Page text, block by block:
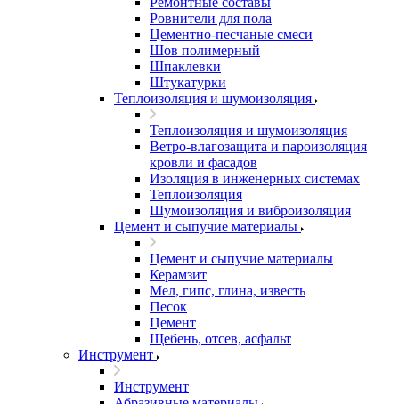
Ровнители для пола
Цементно-песчаные смеси
Шов полимерный
Шпаклевки
Штукатурки
Теплоизоляция и шумоизоляция
Теплоизоляция и шумоизоляция
Ветро-влагозащита и пароизоляция
кровли и фасадов
Изоляция в инженерных системах
Теплоизоляция
Шумоизоляция и виброизоляция
Цемент и сыпучие материалы
Цемент и сыпучие материалы
Керамзит
Мел, гипс, глина, известь
Песок
Цемент
Щебень, отсев, асфальт
Инструмент
Инструмент